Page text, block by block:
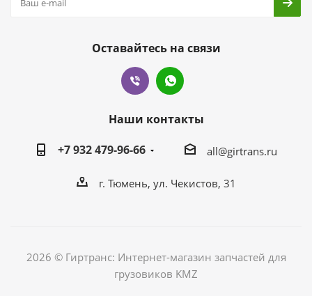
Оставайтесь на связи
Наши контакты
+7 932 479-96-66
all@girtrans.ru
г. Тюмень, ул. Чекистов, 31
2026 © Гиртранс: Интернет-магазин запчастей для
грузовиков KMZ